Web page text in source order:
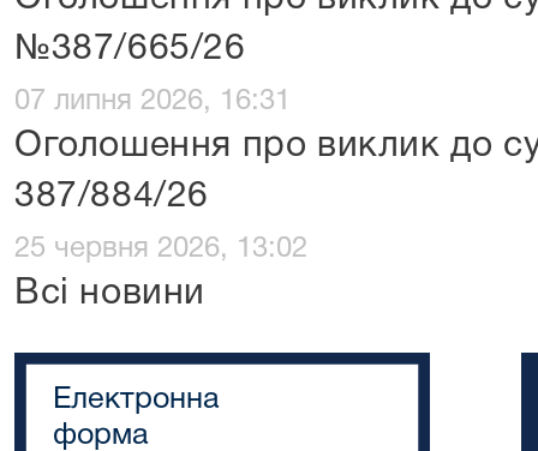
№387/665/26
07 липня 2026, 16:31
Оголошення про виклик до
387/884/26
25 червня 2026, 13:02
Всі новини
Електронна
форма